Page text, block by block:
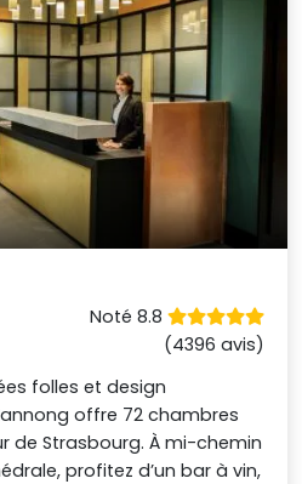
Noté 8.8
(4396 avis)
folles et design
offre 72 chambres
de Strasbourg. À mi-chemin
profitez d’un bar à vin,